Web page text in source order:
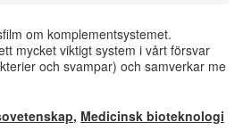
om komplementsystemet.
mycket viktigt system i vårt försvar
och svampar) och samverkar me
, Medicinsk bioteknologi